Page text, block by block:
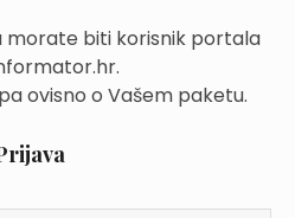
morate biti korisnik portala
ovisno o Vašem paketu.